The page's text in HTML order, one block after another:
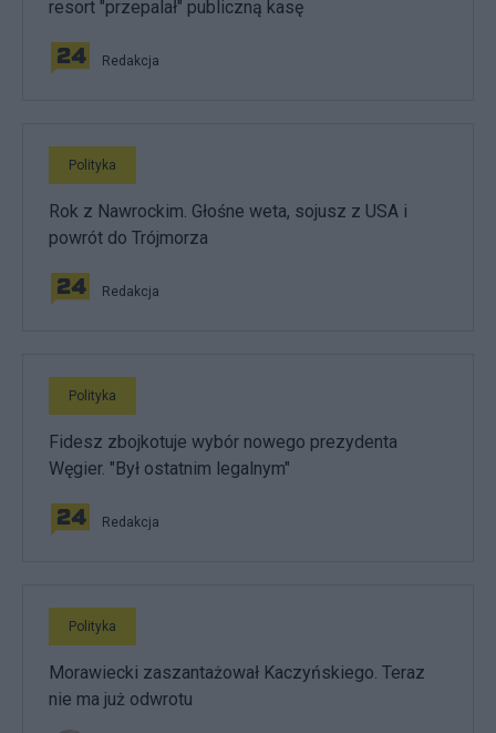
resort "przepalał" publiczną kasę
Redakcja
Polityka
Rok z Nawrockim. Głośne weta, sojusz z USA i
powrót do Trójmorza
Redakcja
Polityka
Fidesz zbojkotuje wybór nowego prezydenta
Węgier. "Był ostatnim legalnym"
Redakcja
Polityka
Morawiecki zaszantażował Kaczyńskiego. Teraz
nie ma już odwrotu